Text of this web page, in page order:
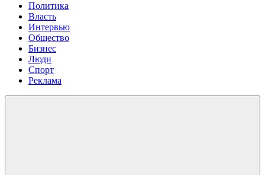
Политика
Власть
Интервью
Общество
Бизнес
Люди
Спорт
Реклама